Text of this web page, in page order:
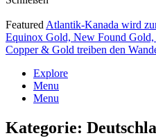
Featured Atlantik-Kanada wird
Equinox Gold, New Found
Copper & Gold treiben den
Explore
Menu
Menu
Kategorie: